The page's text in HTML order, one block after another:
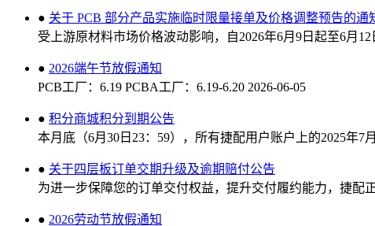
● 关于 PCB 部分产品实施临时限量接单及价格调整预告的通
受上游原材料市场价格波动影响，自2026年6月9日起至6月
● 2026端午节放假通知
PCB工厂：6.19 PCBA工厂：6.19-6.20 2026-06-05
● 积分商城积分到期公告
本月底（6月30日23：59），所有捷配用户账户上的2025年
● 关于四层板订单交期升级及逾期赔付公告
为进一步保障您的订单交付权益，提升交付履约能力，捷配
● 2026劳动节放假通知